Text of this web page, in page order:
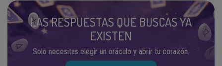
LAS RESPUESTAS QUE BUSCAS YA
EXISTEN
Solo necesitas elegir un oráculo y abrir tu corazón.